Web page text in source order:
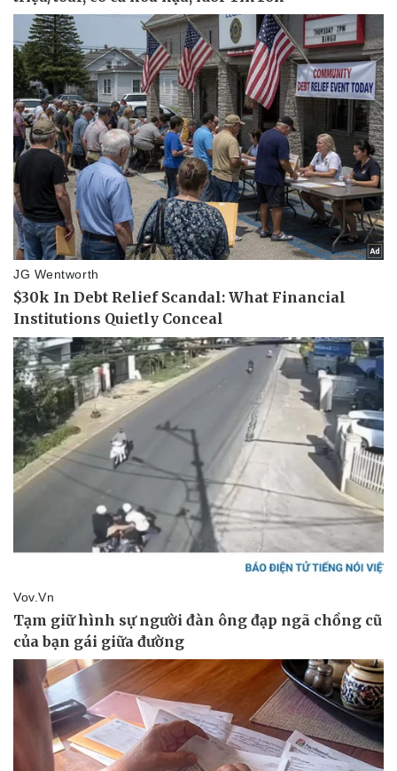
Sức khỏe
Dinh dưỡng - món ngon
Sản phụ khoa
Nhi khoa
Nam khoa
Làm đẹp - giảm cân
Phòng mạch online
Ăn sạch sống khỏe
Nhà đẹp
Tình yêu - Gia đình